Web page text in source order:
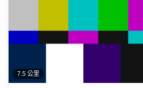
7.5 公里